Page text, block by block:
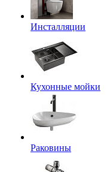
Инсталляции
Кухонные мойки
Раковины